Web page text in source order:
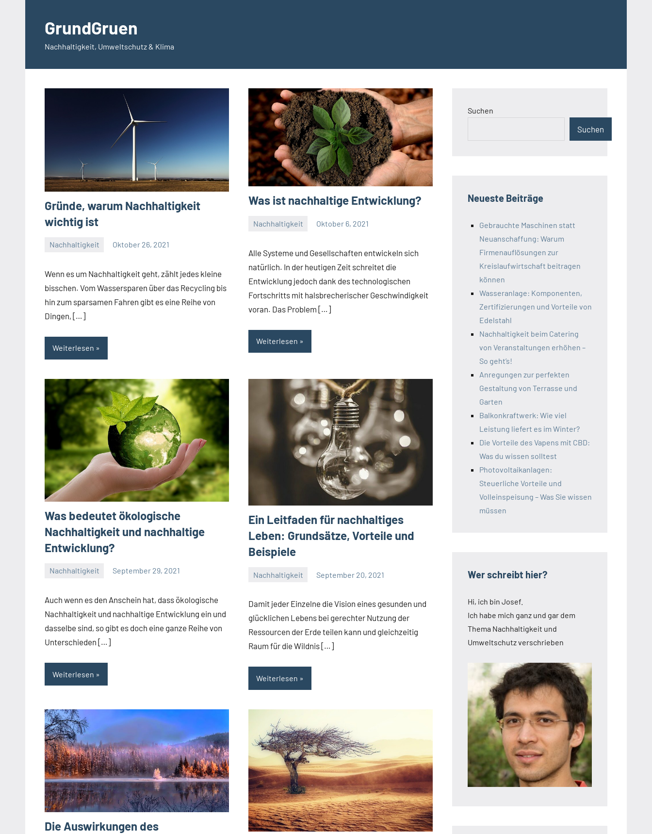
springenGrundGruen
Nachhaltigkeit, Umweltschutz & Klima
Gründe, warum Nachhaltigkeit
wichtig ist
Nachhaltigkeit Oktober 26, 2021
Wenn es um Nachhaltigkeit geht, zählt jedes kleine
bisschen. Vom Wassersparen über das Recycling bis
hin zum sparsamen Fahren gibt es eine Reihe von
Dingen, […]
Weiterlesen
Was ist nachhaltige Entwicklung?
Nachhaltigkeit Oktober 6, 2021
Alle Systeme und Gesellschaften entwickeln sich
natürlich. In der heutigen Zeit schreitet die
Entwicklung jedoch dank des technologischen
Fortschritts mit halsbrecherischer Geschwindigkeit
voran. Das Problem […]
Weiterlesen
Was bedeutet ökologische
Nachhaltigkeit und nachhaltige
Entwicklung?
Nachhaltigkeit September 29, 2021
Auch wenn es den Anschein hat, dass ökologische
Nachhaltigkeit und nachhaltige Entwicklung ein und
dasselbe sind, so gibt es doch eine ganze Reihe von
Unterschieden […]
Weiterlesen
Ein Leitfaden für nachhaltiges
Leben: Grundsätze, Vorteile und
Beispiele
Nachhaltigkeit September 20, 2021
Damit jeder Einzelne die Vision eines gesunden und
glücklichen Lebens bei gerechter Nutzung der
Ressourcen der Erde teilen kann und gleichzeitig
Raum für die Wildnis […]
Weiterlesen
Die Auswirkungen des
Suchen
Suchen
Neueste Beiträge
Gebrauchte Maschinen statt
Neuanschaffung: Warum
Firmenauflösungen zur
Kreislaufwirtschaft beitragen
können
Wasseranlage: Komponenten,
Zertifizierungen und Vorteile von
Edelstahl
Nachhaltigkeit beim Catering
von Veranstaltungen erhöhen –
So geht’s!
Anregungen zur perfekten
Gestaltung von Terrasse und
Garten
Balkonkraftwerk: Wie viel
Leistung liefert es im Winter?
Die Vorteile des Vapens mit CBD:
Was du wissen solltest
Photovoltaikanlagen:
Steuerliche Vorteile und
Volleinspeisung – Was Sie wissen
müssen
Wer schreibt hier?
Hi, ich bin Josef.
Ich habe mich ganz und gar dem
Thema Nachhaltigkeit und
Umweltschutz verschrieben